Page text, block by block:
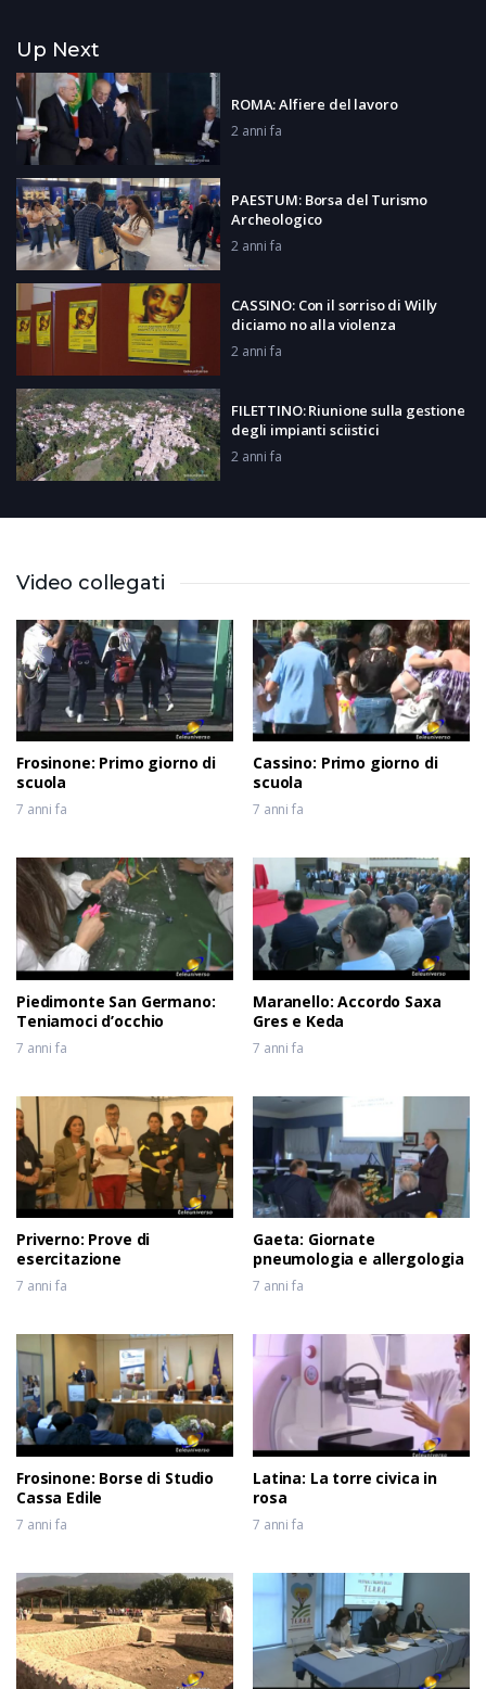
Up Next
ROMA: Alfiere del lavoro
2 anni fa
PAESTUM: Borsa del Turismo
Archeologico
2 anni fa
CASSINO: Con il sorriso di Willy
diciamo no alla violenza
2 anni fa
FILETTINO: Riunione sulla gestione
degli impianti sciistici
2 anni fa
TERRACINA: Manifestazione
LATINA: Halloween
2 anni fa
Video collegati
Frosinone: Primo giorno di
scuola
7 anni fa
Cassino: Primo giorno di
scuola
7 anni fa
Piedimonte San Germano:
Teniamoci d’occhio
7 anni fa
Maranello: Accordo Saxa
Gres e Keda
7 anni fa
Priverno: Prove di
esercitazione
7 anni fa
Gaeta: Giornate
pneumologia e allergologia
7 anni fa
Frosinone: Borse di Studio
Cassa Edile
7 anni fa
Latina: La torre civica in
rosa
7 anni fa